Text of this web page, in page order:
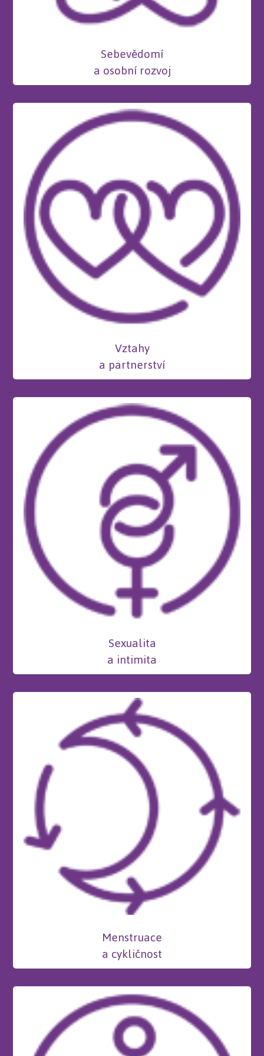
Sebevědomí
a osobní rozvoj
Vztahy
a partnerství
Sexualita
a intimita
Menstruace
a cykličnost